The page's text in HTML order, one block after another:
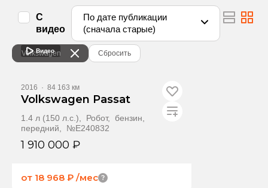
Volkswagen Сбросить
С
видео
По дате публикации
(сначала старые)
Видео
2016 · 84 163 км
Volkswagen Passat
1.4 л (150 л.с.), Робот, бензин,
передний, №E240832
1 910 000 ₽
от 18 968 ₽ /мес